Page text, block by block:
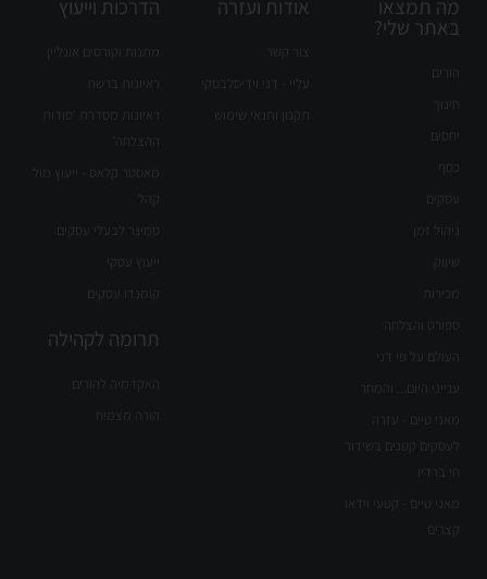
מה תמצאו
באתר שלי?
הורים
חינוך
יחסים
כסף
עסקים
ניהול זמן
שיווק
ספורט והצלחה
העולם על פי דני
ענייני היום... והמחר
מאני טיים - עזרה
לעסקים קטנים בשידור
חי ברדיו
מאני טיים - קטעי וידאו
קצרים
אודות ועזרה
צור קשר
עליי - דני וידיסלבסקי
תקנון ותנאי שימוש
הדרכות וייעוץ
מתנות וקורסים אונליין
ראיונות ברשת
ראיונות מסדרת 'סודות
ההצלחה'
מאסטר קלאס - ייעוץ מול
סמינר לבעלי עסקים
ייעוץ עסקי
קומנדו עסקים
תרומה לקהילה
האקדמיה להורים
הורה מצמיח